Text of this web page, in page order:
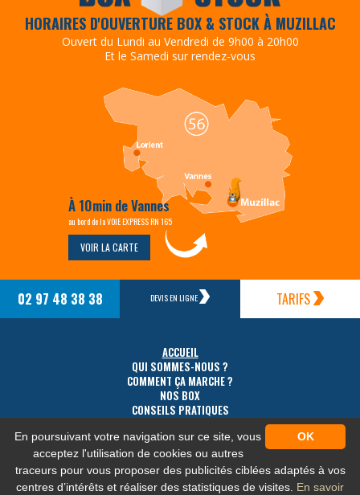
02 97 48 38 38 DEVIS EN LIGNE TARIFS
HORAIRES D'OUVERTURE BOX & STOCK À MUZILLAC
Ouvert du Lundi au Vendredi de 9h00 à 20h00
Et le Samedi sur rendez-vous
À 10min de Vannes
au bord de la VOIE EXPRESS RN 165
VOIR LA CARTE
ACCUEIL
QUI SOMMES-NOUS ?
COMMENT ÇA MARCHE ?
NOS BOX
CONSEILS PRATIQUES
ACCÈS
CONTACT
MENTIONS LÉGALES-PLAN DU SITE-PROTECTION DES DONNÉES PERSONNELLES -NOS FLUX RSS
OK
En poursuivant votre navigation sur ce site, vous
acceptez l'utilisation de cookies ou autres
traceurs pour vous proposer des publicités ciblées adaptés à vos
centres d’intérêts et réaliser des statistiques de visites. En savoir